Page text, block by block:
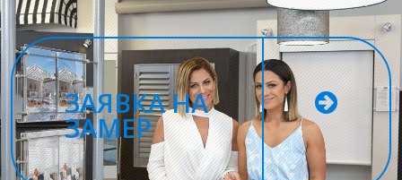
ЗАЯВКА НА
ЗАМЕР